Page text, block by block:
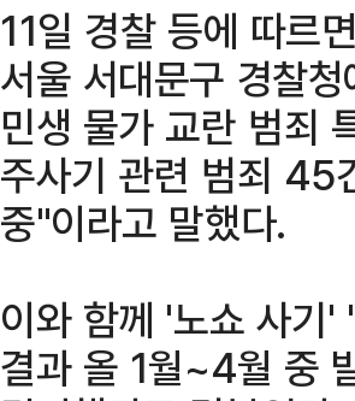
11일 경찰 등에 따르
서울 서대문구 경찰
민생 물가 교란 범죄
주사기 관련 범죄 45
중"이라고 말했다.
이와 함께 '노쇼 사기'
결과 올 1월~4월 중